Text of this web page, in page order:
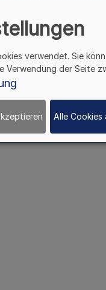
verwendet. Sie
Verwendung der Seite
Alle Cookies